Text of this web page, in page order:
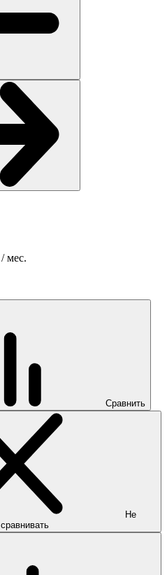
/ мес.
Сравнить
Не
сравнивать